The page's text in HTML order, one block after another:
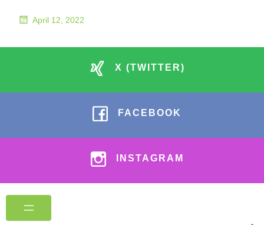
April 12, 2022
X (TWITTER)
FACEBOOK
INSTAGRAM